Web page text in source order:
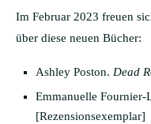
Im Februar 2023 freuen
über diese neuen Bücher:
Ashley Poston. Dead
Emmanuelle Fournier-
[Rezensionsexemplar]